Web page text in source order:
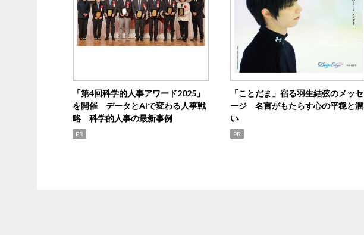
「第4回科学的人事アワード2025」
を開催 データとAIで変わる人事戦
略 科学的人事の最新事例
PR
「ことだま」宿る羽生結弦のメッセ
ージ 名言がもたらす心の平穏と潤
い
PR